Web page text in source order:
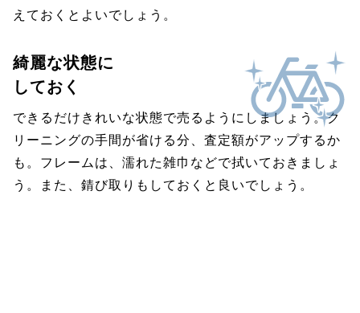
えておくとよいでしょう。
綺麗な状態に
しておく
できるだけきれいな状態で売るようにしましょう。ク
リーニングの手間が省ける分、査定額がアップするか
も。フレームは、濡れた雑巾などで拭いておきましょ
う。また、錆び取りもしておくと良いでしょう。